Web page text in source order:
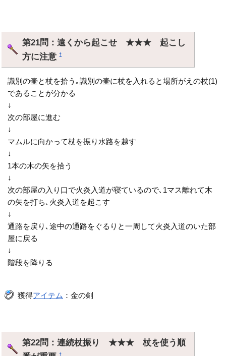
第21問：遠くから起こせ ★★★ 起こし
方に注意†
識別の壷と杖を拾う｡識別の壷に杖を入れると場所がえの杖(1)
であることが分かる
↓
次の部屋に進む
↓
マムルに向かって杖を振り水路を越す
↓
1本の木の矢を拾う
↓
次の部屋の入り口で火炎入道が寝ているので､1マス離れて木
の矢を打ち､火炎入道を起こす
↓
通路を戻り､途中の通路をぐるりと一周して火炎入道のいた部
屋に戻る
↓
階段を降りる
獲得アイテム ：金の剣
第22問：連続杖振り ★★★ 杖を使う順
†